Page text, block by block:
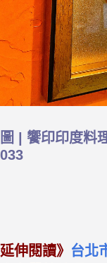
圖 | 饗印印度料
033
延伸閱讀》 台北